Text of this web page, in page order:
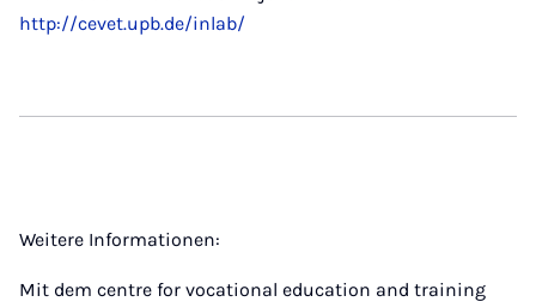
http://cevet.upb.de/inlab/
Weitere Informationen:
Mit dem centre for vocational education and training